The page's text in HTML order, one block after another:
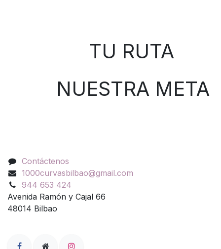
TU RUTA
NUESTRA META
Contáctenos
1000curvasbilbao@gmail.com
944 653 424
Avenida Ramón y Cajal 66
48014 Bilbao